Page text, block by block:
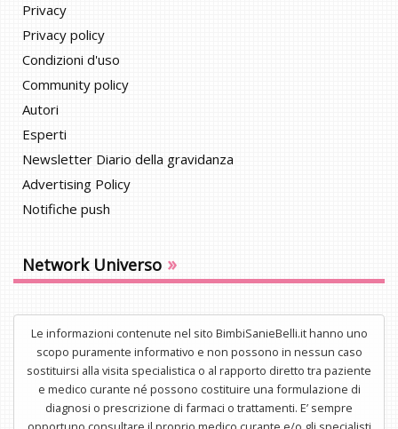
Privacy
Privacy policy
Condizioni d'uso
Community policy
Autori
Esperti
Newsletter Diario della gravidanza
Advertising Policy
Notifiche push
Network Universo »
Le informazioni contenute nel sito BimbiSanieBelli.it hanno uno
scopo puramente informativo e non possono in nessun caso
sostituirsi alla visita specialistica o al rapporto diretto tra paziente
e medico curante né possono costituire una formulazione di
diagnosi o prescrizione di farmaci o trattamenti. E’ sempre